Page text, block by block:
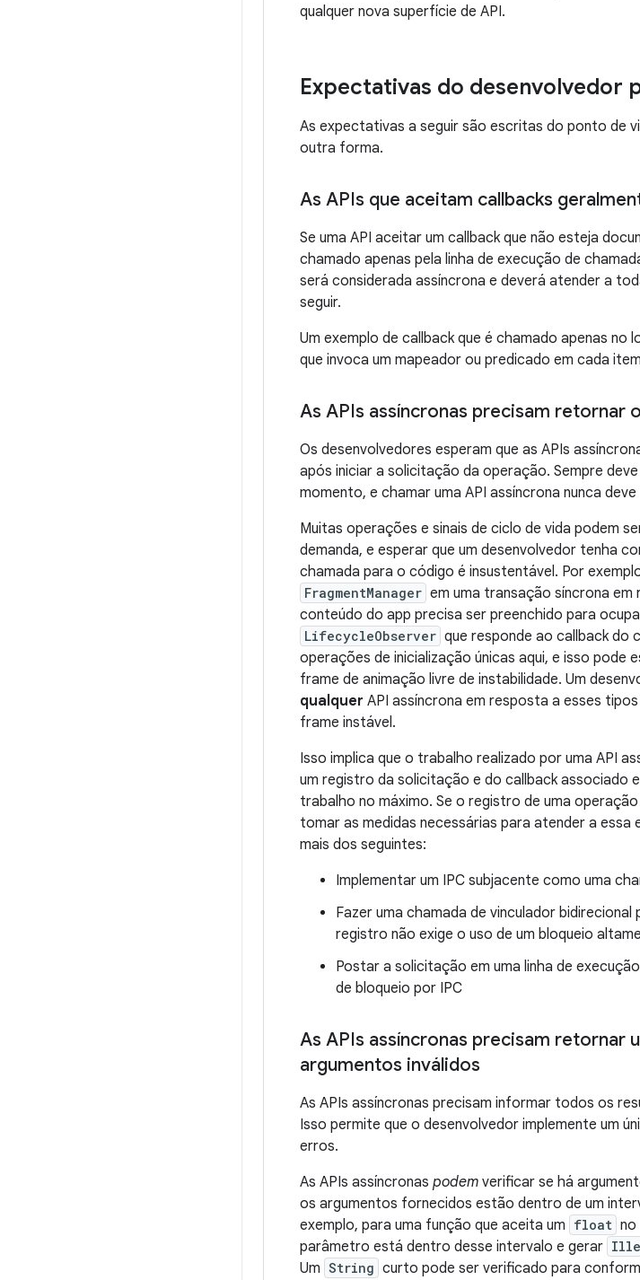
qualquer nova superfície de API.
Expectativas do desenvolvedor
As expectativas a seguir são escritas do ponto de
outra forma.
As APIs que aceitam callbacks
Se uma API aceitar um callback que não esteja
chamado apenas pela linha de execução de
será considerada assíncrona e deverá atender a
seguir.
Um exemplo de callback que é chamado apenas
que invoca um mapeador ou predicado em cada
As APIs assíncronas precisam retornar
Os desenvolvedores esperam que as APIs
após iniciar a solicitação da operação. Sempre
momento, e chamar uma API assíncrona nunca
Muitas operações e sinais de ciclo de vida podem
demanda, e esperar que um desenvolvedor tenha
chamada para o código é insustentável. Por
FragmentManager em uma transação síncrona
conteúdo do app precisa ser preenchido para
LifecycleObserver que responde ao callback do
operações de inicialização únicas aqui, e isso
frame de animação livre de instabilidade. Um
qualquer API assíncrona em resposta a esses
frame instável.
Isso implica que o trabalho realizado por uma API
um registro da solicitação e do callback associado
trabalho no máximo. Se o registro de uma
tomar as medidas necessárias para atender a
mais dos seguintes:
Implementar um IPC subjacente como uma
Fazer uma chamada de vinculador
registro não exige o uso de um bloqueio
Postar a solicitação em uma linha de
de bloqueio por IPC
As APIs assíncronas precisam retornar
argumentos inválidos
As APIs assíncronas precisam informar todos os
Isso permite que o desenvolvedor implemente um
erros.
As APIs assíncronas podem verificar se há
os argumentos fornecidos estão dentro de um
exemplo, para uma função que aceita um float no
parâmetro está dentro desse intervalo e gerar
Um String curto pode ser verificado para